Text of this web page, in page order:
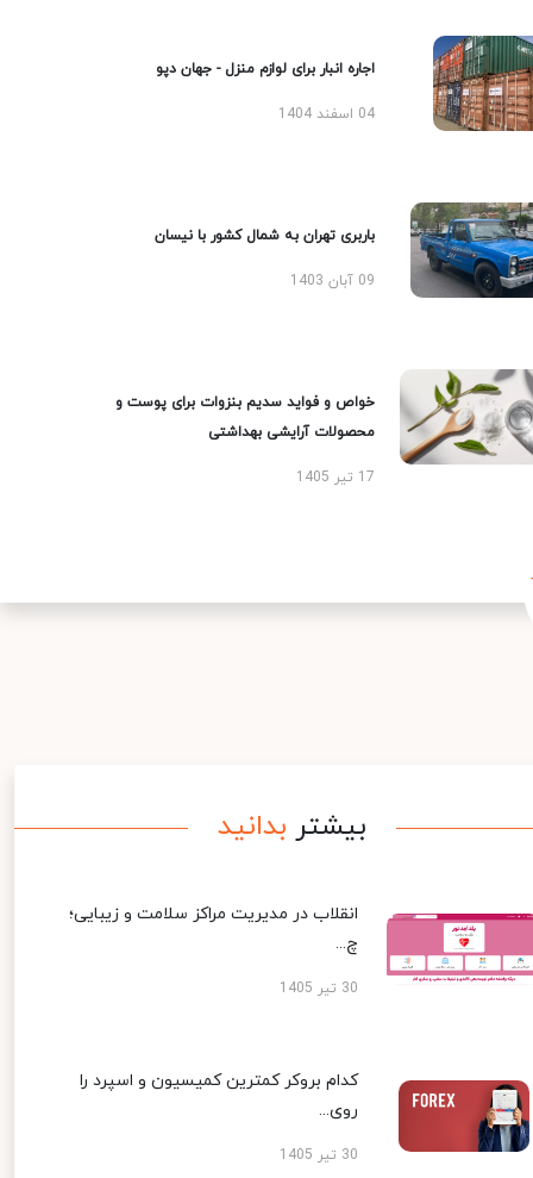
اجاره انبار برای لوازم منزل - جهان دپو
04 اسفند 1404
باربری تهران به شمال کشور با نیسان
09 آبان 1403
خواص و فواید سدیم بنزوات برای پوست و
محصولات آرایشی بهداشتی
17 تیر 1405
بیشتر بدانید
انقلاب در مدیریت مراکز سلامت و زیبایی؛
چ...
30 تیر 1405
کدام بروکر کمترین کمیسیون و اسپرد را
روی...
30 تیر 1405